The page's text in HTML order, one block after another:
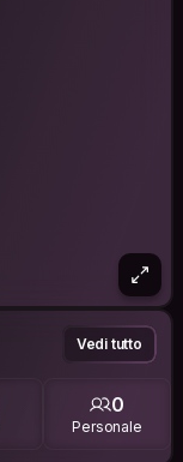
Vedi tutto
0
Personale